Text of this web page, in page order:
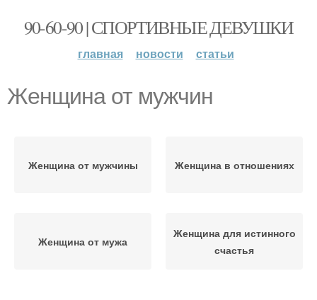
90-60-90 | СПОРТИВНЫЕ ДЕВУШКИ
главная новости статьи
Женщина от мужчин
Женщина от мужчины Женщина в отношениях
Женщина от мужа
Женщина для истинного
счастья